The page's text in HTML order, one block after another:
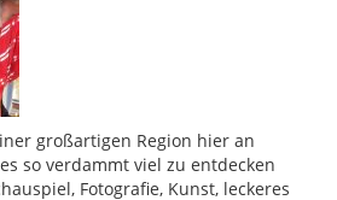
großartigen Region hier an
so verdammt viel zu entdecken
Fotografie, Kunst, leckeres